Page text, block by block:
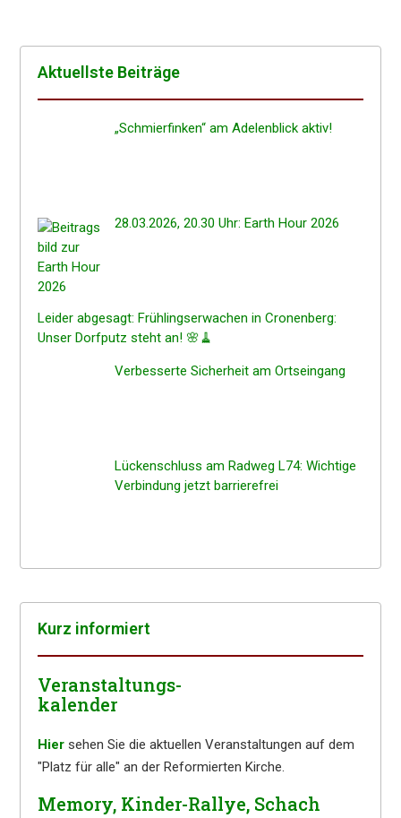
Aktuells­te Beiträge
„Schmier­fin­ken“ am Adelen­blick aktiv!
28.03.2026, 20.30 Uhr: Earth Hour 2026
Leider abgesagt: Frühlings­er­wa­chen in Cronen­berg:
Unser Dorfputz steht an! 🌸🧹
Verbes­ser­te Sicher­heit am Ortseingang
Lücken­schluss am Radweg L74: Wichti­ge
Verbin­dung jetzt barrierefrei
Kurz infor­miert
Veranstaltungs-
kalender
Hier sehen Sie die aktuellen Veranstaltungen auf dem
"Platz für alle" an der Reformierten Kirche.
Memory, Kinder-Rallye, Schach